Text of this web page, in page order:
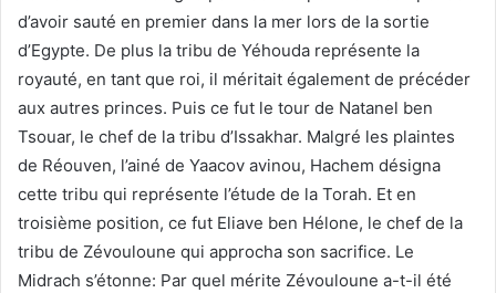
d’avoir sauté en premier dans la mer lors de la sortie
d’Egypte. De plus la tribu de Yéhouda représente la
royauté, en tant que roi, il méritait également de précéder
aux autres princes. Puis ce fut le tour de Natanel ben
Tsouar, le chef de la tribu d’Issakhar. Malgré les plaintes
de Réouven, l’ainé de Yaacov avinou, Hachem désigna
cette tribu qui représente l’étude de la Torah. Et en
troisième position, ce fut Eliave ben Hélone, le chef de la
tribu de Zévouloune qui approcha son sacrifice. Le
Midrach s’étonne: Par quel mérite Zévouloune a-t-il été